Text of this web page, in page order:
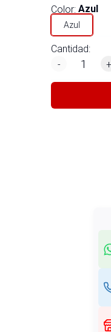
Color: Azul
Azul
Cantidad:
-
+